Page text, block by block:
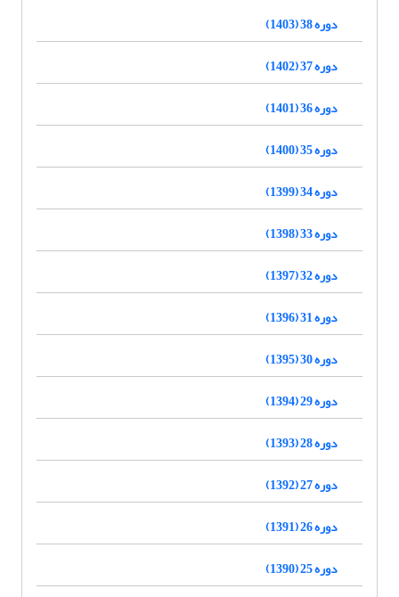
دوره 38 (1403)
دوره 37 (1402)
دوره 36 (1401)
دوره 35 (1400)
دوره 34 (1399)
دوره 33 (1398)
دوره 32 (1397)
دوره 31 (1396)
دوره 30 (1395)
دوره 29 (1394)
دوره 28 (1393)
دوره 27 (1392)
دوره 26 (1391)
دوره 25 (1390)